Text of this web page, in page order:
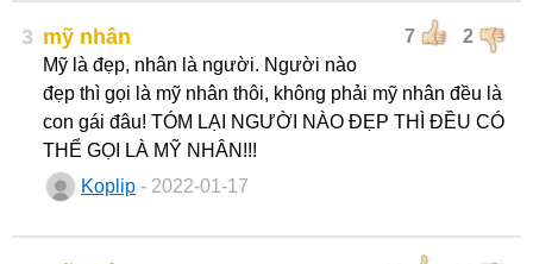
3 7 2
mỹ nhân
Mỹ là đẹp, nhân là người. Người nào
đẹp thì gọi là mỹ nhân thôi, không phải mỹ nhân đều là
con gái đâu! TÓM LẠI NGƯỜI NÀO ĐẸP THÌ ĐỀU CÓ
THỂ GỌI LÀ MỸ NHÂN!!!
Koplip - 2022-01-17